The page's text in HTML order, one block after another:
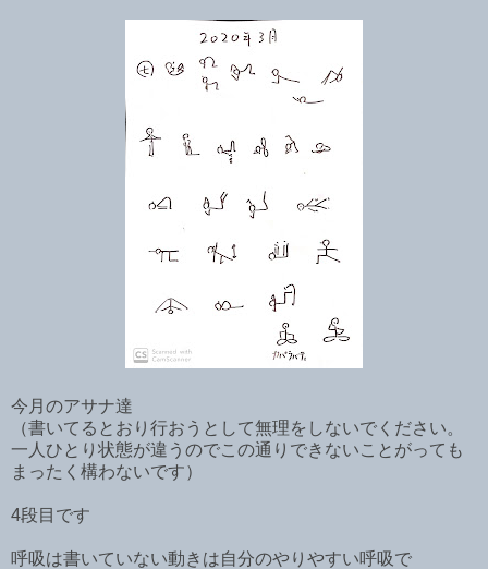
今月のアサナ達
（書いてるとおり行おうとして無理をしないでください。
一人ひとり状態が違うのでこの通りできないことがっても
まったく構わないです）
4段目です
呼吸は書いていない動きは自分のやりやすい呼吸で